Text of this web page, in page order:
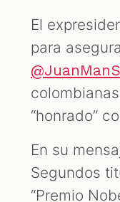
El
para
“honrado”
En su
Segundos
“Premio